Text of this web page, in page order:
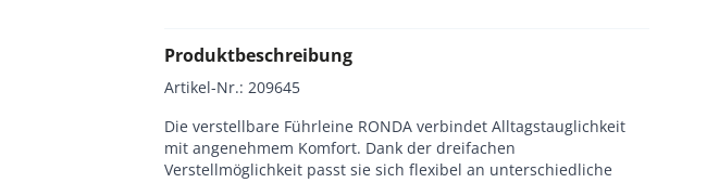
Produktbeschreibung
Artikel-Nr.: 209645
Die verstellbare Führleine RONDA verbindet Alltagstauglichkeit
mit angenehmem Komfort. Dank der dreifachen
Verstellmöglichkeit passt sie sich flexibel an unterschiedliche